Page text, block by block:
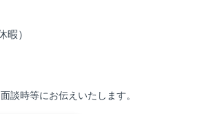
）
面談時等にお伝えいたします。